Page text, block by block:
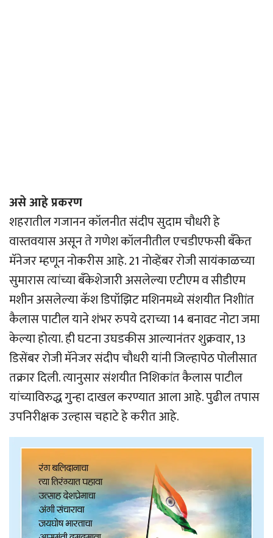
असे आहे प्रकरण
शहरातील गजानन कॉलनीत संदीप सुदाम चौधरी हे
वास्तवयास असून ते गणेश कॉलनीतील एचडीएफसी बँकेत
मॅनेजर म्हणून नोकरीस आहे. 21 नोव्हेंबर रोजी सायंकाळच्या
सुमारास त्यांच्या बँकेशेजारी असलेल्या एटीएम व सीडीएम
मशीन असलेल्या कॅश डिपॉझिट मशिनमध्ये संशयीत निशीांत
कैलास पाटील याने शंभर रुपये दराच्या 14 बनावट नोटा जमा
केल्या होत्या. ही घटना उघडकीस आल्यानंतर शुक्रवार, 13
डिसेंबर रोजी मॅनेजर संदीप चौधरी यांनी जिल्हापेठ पोलीसात
तक्रार दिली. त्यानुसार संशयीत निशिकांत कैलास पाटील
यांच्याविरुद्ध गुन्हा दाखल करण्यात आला आहे. पुढील तपास
उपनिरीक्षक उल्हास चहाटे हे करीत आहे.